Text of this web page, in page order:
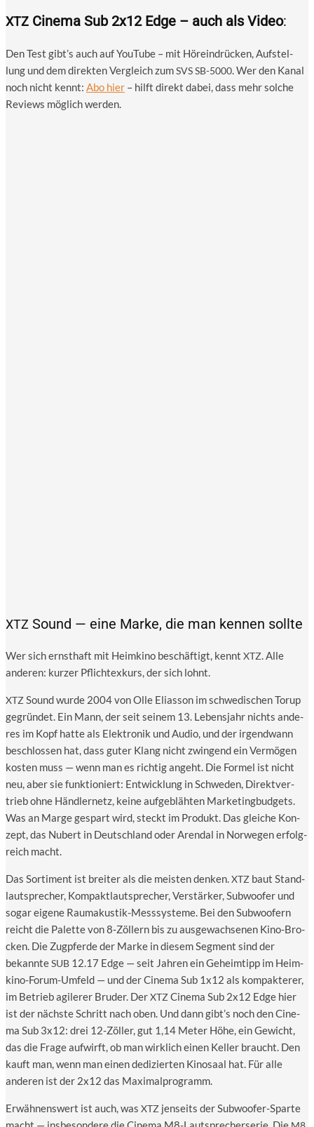
XTZ Cinema Sub 2x12 Edge – auch als Video:
Den Test gibt’s auch auf You­Tube – mit Hör­ein­drü­cken, Auf­stel­
lung und dem direk­ten Ver­gleich zumSVSSB-5000. Wer den Kanal
noch nicht kennt: Abo hier – hilft direkt dabei, dass mehr sol­che
Reviews mög­lich werden.
XTZ Sound — eine Marke, die man kennen sollte
Wer sich ernst­haft mit Heim­ki­no beschäf­tigt, kennt XTZ. Alle
ande­ren: kur­zer Pflicht­ex­kurs, der sich lohnt.
XTZSound wur­de 2004 von Olle Eli­as­son im schwe­di­schen Torup
gegrün­det. Ein Mann, der seit sei­nem 13. Lebens­jahr nichts ande­
res im Kopf hat­te als Elek­tro­nik und Audio, und der irgend­wann
beschlos­sen hat, dass guter Klang nicht zwin­gend ein Ver­mö­gen
kos­ten muss — wenn man es rich­tig angeht. Die For­mel ist nicht
neu, aber sie funk­tio­niert: Ent­wick­lung in Schwe­den, Direkt­ver­
trieb ohne Händ­ler­netz, kei­ne auf­ge­bläh­ten Mar­ke­ting­bud­gets.
Was an Mar­ge gespart wird, steckt im Pro­dukt. Das glei­che Kon­
zept, das Nubert in Deutsch­land oder Are­nd­al in Nor­we­gen erfolg­
reich macht.
Das Sor­ti­ment ist brei­ter als die meis­ten den­ken.XTZ baut Stand­
laut­spre­cher, Kom­pakt­laut­spre­cher, Ver­stär­ker, Sub­woo­fer und
sogar eige­ne Raum­akus­tik-Mess­sys­te­me. Bei den Sub­woo­fern
reicht die Palet­te von 8‑Zöllern bis zu aus­ge­wach­se­nen Kino-Bro­
cken. Die Zug­pfer­de der Mar­ke in die­sem Seg­ment sind der
bekann­teSUB 12.17 Edge — seit Jah­ren ein Geheim­tipp im Heim­
ki­no-Forum-Umfeld — und der Cine­ma Sub 1x12 als kom­pak­te­rer,
im Betrieb agi­le­rer Bru­der. DerXTZCine­ma Sub 2x12 Edge hier
ist der nächs­te Schritt nach oben. Und dann gibt’s noch den Cine­
ma Sub 3x12: drei 12-Zöl­ler, gut 1,14 Meter Höhe, ein Gewicht,
das die Fra­ge auf­wirft, ob man wirk­lich einen Kel­ler braucht. Den
kauft man, wenn man einen dedi­zier­ten Kino­saal hat. Für alle
ande­ren ist der 2x12 das Maximalprogramm.
Erwäh­nens­wert ist auch, was XTZ jen­seits der Sub­woo­fer-Spar­te